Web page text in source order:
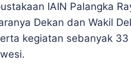
IAIN Palangka
Dekan dan Wakil
kegiatan sebanyak